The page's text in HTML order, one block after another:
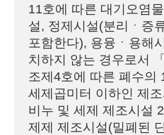
11호에 따른 대기오염
설, 정제시설(분리ㆍ증
포함한다), 용융ㆍ용해
치하지 않는 경우로서
조제4호에 따른 폐수의
세제곱미터 이하인 제
비누 및 세제 제조시설
제제 제조시설(밀폐된